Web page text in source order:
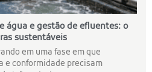
água e gestão de efluentes: o
sustentáveis
em uma fase em que
e conformidade precisam